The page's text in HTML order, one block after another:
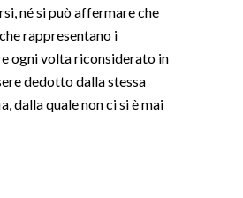
né si può affermare che
rappresentano i
ogni volta riconsiderato in
dedotto dalla stessa
dalla quale non ci si è mai